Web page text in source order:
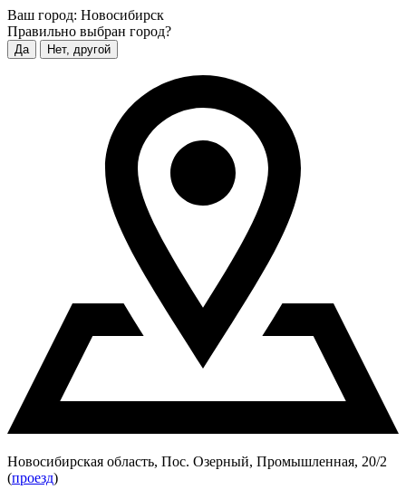
Ваш город: Новосибирск
Правильно выбран город?
Да Нет, другой
Новосибирская область, Пос. Озерный, Промышленная, 20/2
(проезд)